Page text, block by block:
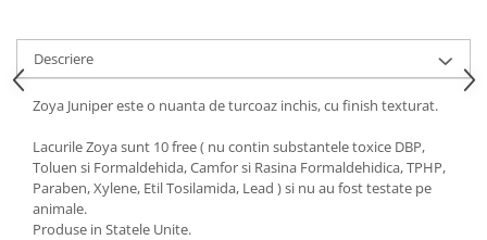
Descriere
Zoya Juniper este o nuanta de turcoaz inchis, cu finish texturat.
Lacurile Zoya sunt 10 free ( nu contin substantele toxice DBP,
Toluen si Formaldehida, Camfor si Rasina Formaldehidica, TPHP,
Paraben, Xylene, Etil Tosilamida, Lead ) si nu au fost testate pe
animale.
Produse in Statele Unite.